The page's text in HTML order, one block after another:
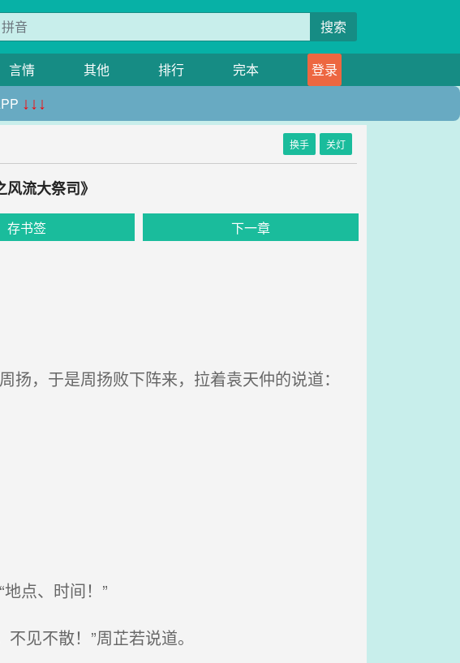
搜索
言情 其他 排行 完本
登录
↓↓↓
换手 关灯
流大祭司》
存书签 下一章
，于是周扬败下阵来，拉着袁天仲的说道：
点、时间！”
见不散！”周芷若说道。